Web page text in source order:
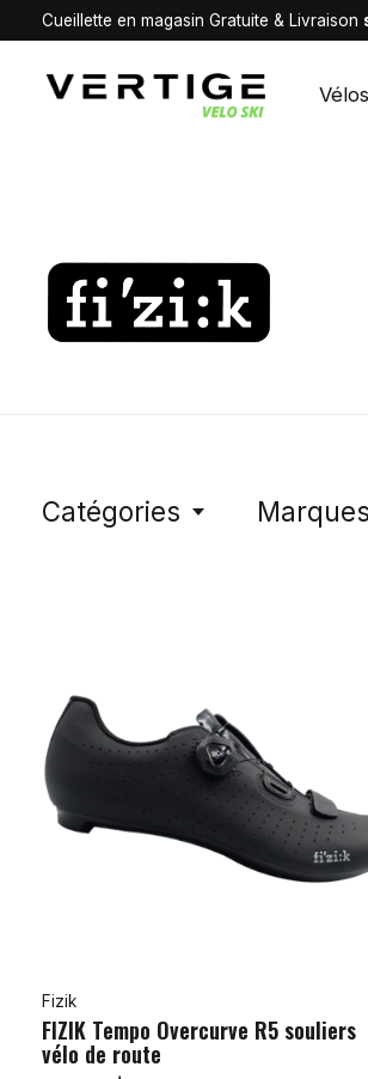
Cueillette en magasin Gratuite & Livraison
Vélos
Fizik
Catégories Marques
Fizik
FIZIK Tempo Overcurve R5 souliers
vélo de route